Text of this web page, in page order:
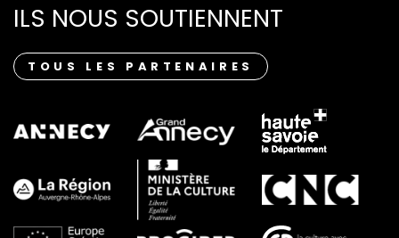
ILS NOUS SOUTIENNENT
TOUS LES PARTENAIRES